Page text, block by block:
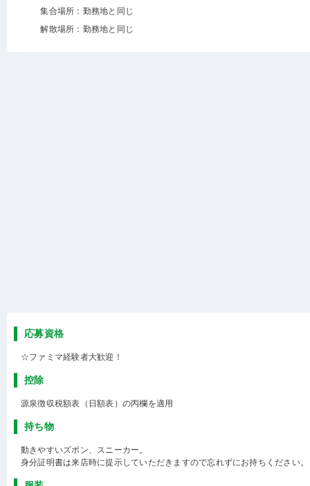
集合場所：勤務地と同じ
解散場所：勤務地と同じ
応募資格
☆ファミマ経験者大歓迎！
控除
源泉徴収税額表（日額表）の丙欄を適用
持ち物
動きやすいズボン、スニーカー。
身分証明書は来店時に提示していただきますので忘れずにお持ちください。